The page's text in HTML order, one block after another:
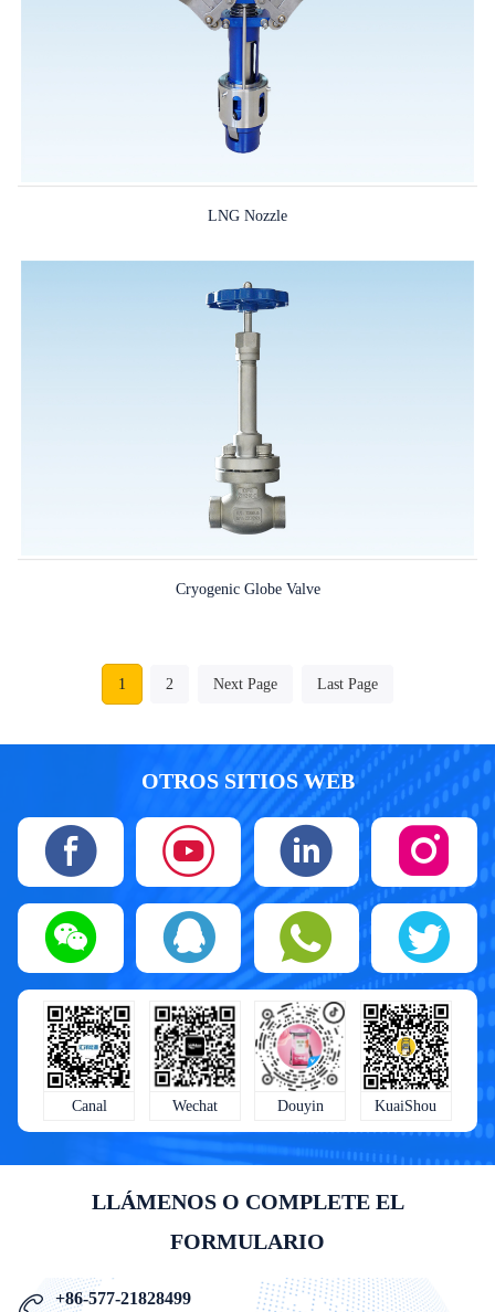
LNG Nozzle
Cryogenic Globe Valve
1 2 Next Page Last Page
OTROS SITIOS WEB
Canal Wechat Douyin KuaiShou
LLÁMENOS O COMPLETE EL
FORMULARIO
+86-577-21828499